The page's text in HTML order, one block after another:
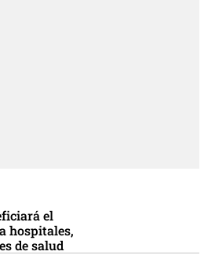
el
hospitales,
de salud